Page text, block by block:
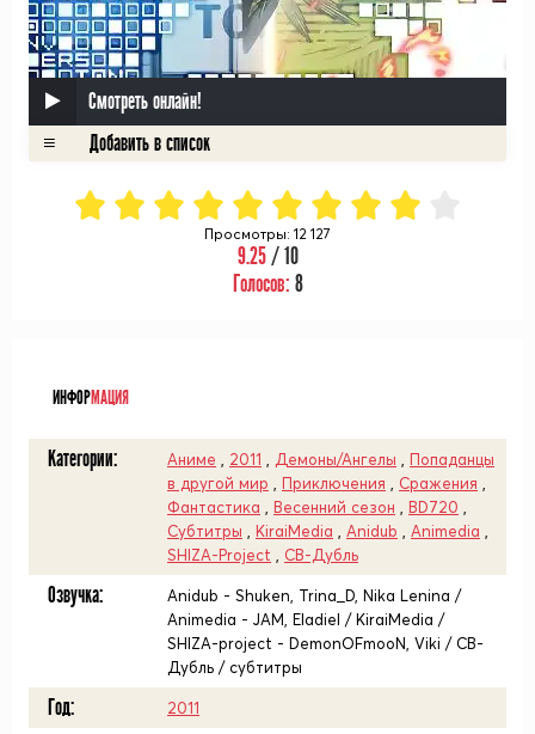
Смотреть онлайн!
Просмотры: 12 127
9.25/ 10
Голосов: 8
ИНФОРМАЦИЯ
Категории: Аниме 2011 Демоны/Ангелы
Попаданцы
в другой мир
Приключения Сражения
Фантастика
Весенний сезон BD720
Субтитры
KiraiMedia Anidub Animedia
SHIZA-Project
СВ-Дубль
Озвучка:
Anidub - Shuken, Trina_D, Nika Lenina /
Animedia - JAM, Eladiel / KiraiMedia /
SHIZA-project - DemonOFmooN, Viki / СВ-
Дубль / субтитры
Год: 2011